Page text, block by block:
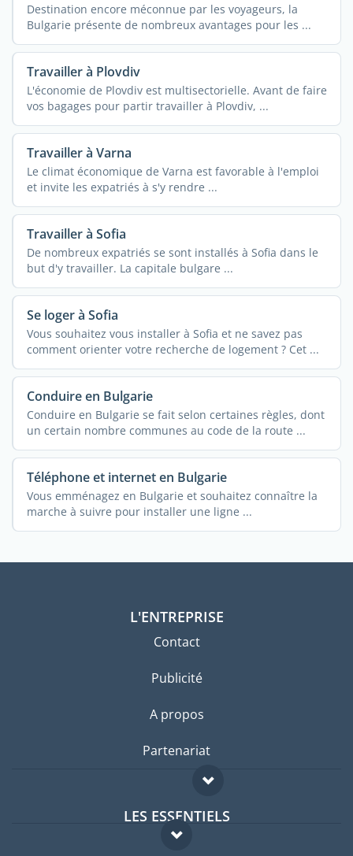
Destination encore méconnue par les voyageurs, la
Bulgarie présente de nombreux avantages pour les ...
Travailler à Plovdiv
L'économie de Plovdiv est multisectorielle. Avant de faire
vos bagages pour partir travailler à Plovdiv, ...
Travailler à Varna
Le climat économique de Varna est favorable à l'emploi
et invite les expatriés à s'y rendre ...
Travailler à Sofia
De nombreux expatriés se sont installés à Sofia dans le
but d'y travailler. La capitale bulgare ...
Se loger à Sofia
Vous souhaitez vous installer à Sofia et ne savez pas
comment orienter votre recherche de logement ? Cet ...
Conduire en Bulgarie
Conduire en Bulgarie se fait selon certaines règles, dont
un certain nombre communes au code de la route ...
Téléphone et internet en Bulgarie
Vous emménagez en Bulgarie et souhaitez connaître la
marche à suivre pour installer une ligne ...
L'ENTREPRISE
Contact
Publicité
A propos
Partenariat
LES ESSENTIELS
Forum expatriés